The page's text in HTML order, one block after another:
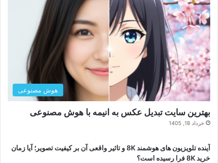
هوش مصنوعی
بهترین سایت تبدیل عکس به انیمه با هوش مصنوعی
خرداد 18, 1405
آینده تلویزیون های هوشمند 8K و تاثیر واقعی آن بر کیفیت تصویر؛ آیا زمان
خرید 8K فرا رسیده است؟